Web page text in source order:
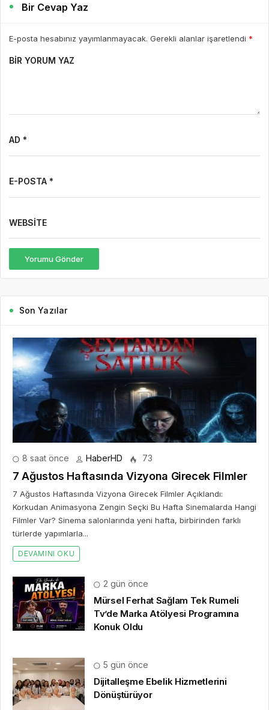
Bir Cevap Yaz
E-posta hesabınız yayımlanmayacak. Gerekli alanlar işaretlendi *
BIR YORUM YAZ
AD *
E-POSTA *
WEBSITE
Yorumu Gönder
Son Yazılar
8 saat önce HaberHD 73
7 Ağustos Haftasında Vizyona Girecek Filmler
7 Ağustos Haftasında Vizyona Girecek Filmler Açıklandı:
Korkudan Animasyona Zengin Seçki Bu Hafta Sinemalarda Hangi
Filmler Var? Sinema salonlarında yeni hafta, birbirinden farklı
türlerde yapımlarla...
DEVAMINI OKU
2 gün önce
Mürsel Ferhat Sağlam Tek Rumeli
Tv’de Marka Atölyesi Programına
Konuk Oldu
5 gün önce
Dijitalleşme Ebelik Hizmetlerini
Dönüştürüyor